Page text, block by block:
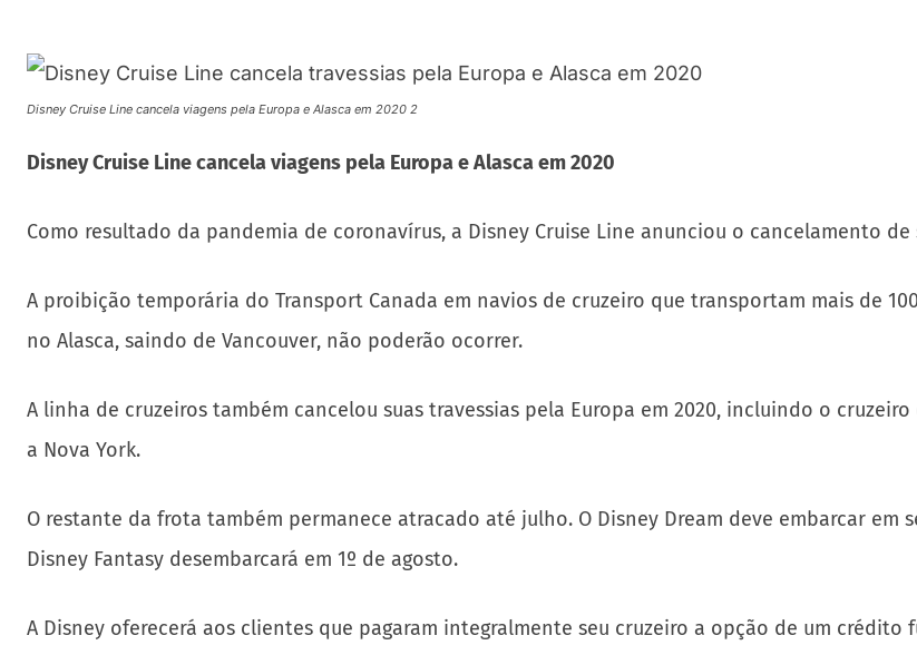
Disney Cruise Line cancela viagens pela Europa e Alasca em 2020 2
Disney Cruise Line cancela viagens pela Europa e Alasca em 2020
Como resultado da pandemia de coronavírus, a Disney Cruise Line anunciou o cancelamento
A proibição temporária do Transport Canada em navios de cruzeiro que transportam mais de
no Alasca, saindo de Vancouver, não poderão ocorrer.
A linha de cruzeiros também cancelou suas travessias pela Europa em 2020, incluindo o
a Nova York.
O restante da frota também permanece atracado até julho. O Disney Dream deve embarcar em
Disney Fantasy desembarcará em 1º de agosto.
A Disney oferecerá aos clientes que pagaram integralmente seu cruzeiro a opção de um crédito